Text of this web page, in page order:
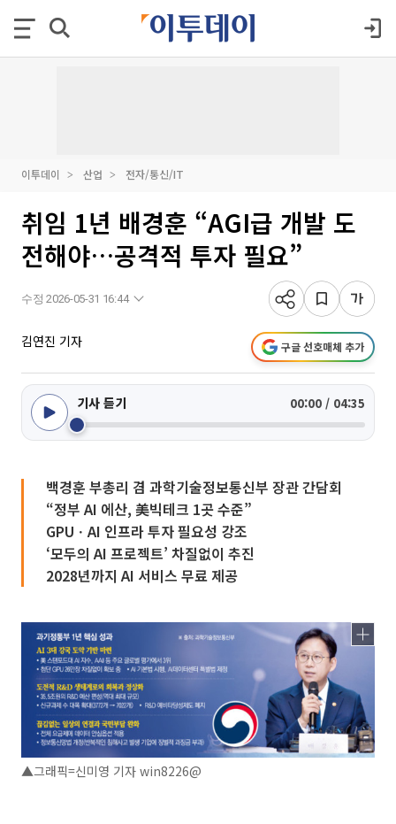
이투데이 산업 전자/통신/IT
취임 1년 배경훈 “AGI급 개발 도
전해야…공격적 투자 필요”
수정 2026-05-31 16:44
김연진 기자 구글 선호매체 추가
기사 듣기 00:00 / 04:35
백경훈 부총리 겸 과학기술정보통신부 장관 간담회
“정부 AI 에산, 美빅테크 1곳 수준”
GPUㆍAI 인프라 투자 필요성 강조
‘모두의 AI 프로젝트’ 차질없이 추진
2028년까지 AI 서비스 무료 제공
▲그래픽=신미영 기자 win8226@